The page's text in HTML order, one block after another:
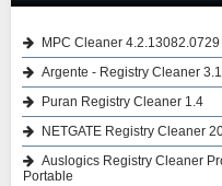
MPC Cleaner 4.2.13082.0729
Argente - Registry Cleaner
Puran Registry Cleaner 1.4
NETGATE Registry Cleaner
Auslogics Registry Cleaner
Portable